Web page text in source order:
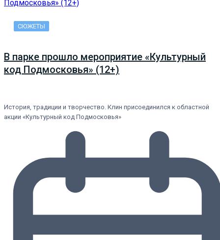
СЮЖЕТЫ
В парке прошло мероприятие «Культурный
код Подмосковья» (12+)
История, традиции и творчество. Клин присоединился к областной
акции «Культурный код Подмосковья»